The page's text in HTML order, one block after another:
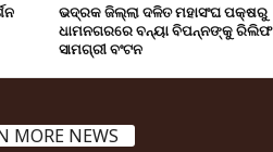
ଭଦ୍ରକ ଜିଲ୍ଲା ଦଳିତ ମହାସଂଘ ପକ୍ଷରୁ
ଧାମନଗରରେ ବନ୍ୟା ବିପନ୍ନଙ୍କୁ ରିଲିଫ
ସାମଗ୍ରୀ ବଂଟନ
MORE NEWS